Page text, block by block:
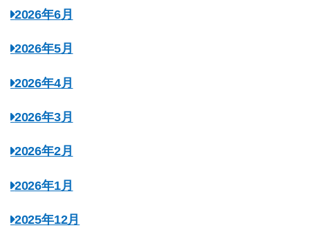
2026年6月
2026年5月
2026年4月
2026年3月
2026年2月
2026年1月
2025年12月